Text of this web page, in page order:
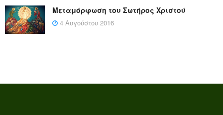
Μεταμόρφωση του Σωτήρος Χριστού
4 Αυγούστου 2016